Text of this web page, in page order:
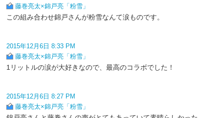
藤巻亮太×錦戸亮「粉雪」
この組み合わせ錦戸さんが粉雪なんて涙ものです。
2015年12月6日 8:33 PM
藤巻亮太×錦戸亮「粉雪」
1リットルの涙が大好きなので、最高のコラボでした！
2015年12月6日 8:27 PM
藤巻亮太×錦戸亮「粉雪」